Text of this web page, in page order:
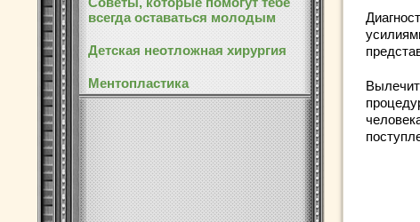
всегда оставаться молодым
Детская неотложная хирургия
Ментопластика